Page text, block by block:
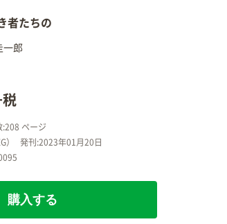
者たちの
一郎
:208 ページ
）
発刊:2023年01月20日
購入する